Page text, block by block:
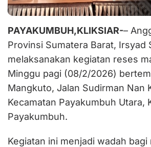
PAYAKUMBUH,KLIKSIAR-–
Provinsi Sumatera Barat, Irsyad
melaksanakan kegiatan reses
Minggu pagi (08/2/2026)
Mangkuto, Jalan Sudirman Nan
Kecamatan Payakumbuh Utara,
Payakumbuh.
Kegiatan ini menjadi wadah bagi